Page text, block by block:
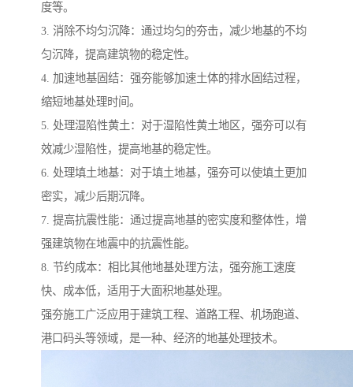
度等。
3. 消除不均匀沉降：通过均匀的夯击，减少地基的不均
匀沉降，提高建筑物的稳定性。
4. 加速地基固结：强夯能够加速土体的排水固结过程，
缩短地基处理时间。
5. 处理湿陷性黄土：对于湿陷性黄土地区，强夯可以有
效减少湿陷性，提高地基的稳定性。
6. 处理填土地基：对于填土地基，强夯可以使填土更加
密实，减少后期沉降。
7. 提高抗震性能：通过提高地基的密实度和整体性，增
强建筑物在地震中的抗震性能。
8. 节约成本：相比其他地基处理方法，强夯施工速度
快、成本低，适用于大面积地基处理。
强夯施工广泛应用于建筑工程、道路工程、机场跑道、
港口码头等领域，是一种、经济的地基处理技术。